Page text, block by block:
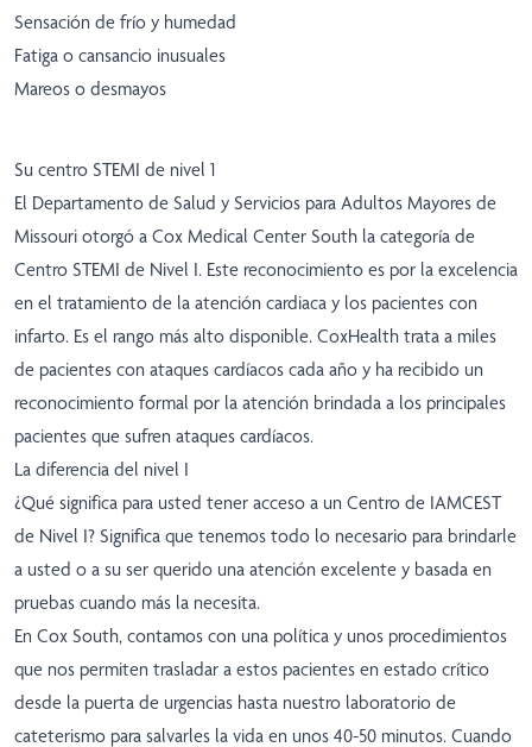
Sensación de frío y humedad
Fatiga o cansancio inusuales
Mareos o desmayos
Su centro STEMI de nivel 1
El Departamento de Salud y Servicios para Adultos Mayores de
Missouri otorgó a Cox Medical Center South la categoría de
Centro STEMI de Nivel I. Este reconocimiento es por la excelencia
en el tratamiento de la atención cardiaca y los pacientes con
infarto. Es el rango más alto disponible. CoxHealth trata a miles
de pacientes con ataques cardíacos cada año y ha recibido un
reconocimiento formal por la atención brindada a los principales
pacientes que sufren ataques cardíacos.
La diferencia del nivel I
¿Qué significa para usted tener acceso a un Centro de IAMCEST
de Nivel I? Significa que tenemos todo lo necesario para brindarle
a usted o a su ser querido una atención excelente y basada en
pruebas cuando más la necesita.
En Cox South, contamos con una política y unos procedimientos
que nos permiten trasladar a estos pacientes en estado crítico
desde la puerta de urgencias hasta nuestro laboratorio de
cateterismo para salvarles la vida en unos 40-50 minutos. Cuando